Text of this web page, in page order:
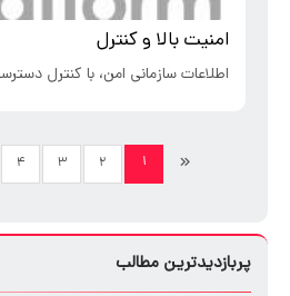
امنیت بالا و کنترل
اطلاعات سازمانی امن، با کنترل
۱ ۲ ۳ ۴
پربازدیدترین مطالب